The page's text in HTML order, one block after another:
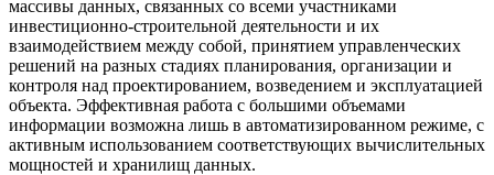
массивы данных, связанных со всеми участниками
инвестиционно-строительной деятельности и их
взаимодействием между собой, принятием управленческих
решений на разных стадиях планирования, организации и
контроля над проектированием, возведением и эксплуатацией
объекта. Эффективная работа с большими объемами
информации возможна лишь в автоматизированном режиме, с
активным использованием соответствующих вычислительных
мощностей и хранилищ данных.